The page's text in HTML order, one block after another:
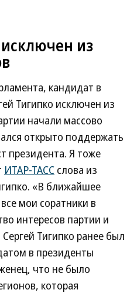
из
кандидат в
Тигипко исключен из
начали массово
открыто поддержать
президента. Я тоже
ИТАР-ТАСС слова из
«В ближайшее
мои соратники в
интересов партии и
Тигипко ранее был
в президенты
что не было
которая